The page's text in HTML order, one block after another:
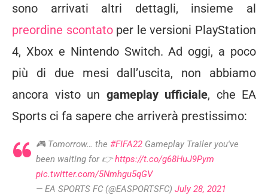
sono arrivati altri dettagli, insieme al
preordine scontatoper le versioni PlayStation
4, Xbox e Nintendo Switch. Ad oggi, a poco
più di due mesi dall’uscita, non abbiamo
ancora visto un gameplay ufficiale, che EA
Sports ci fa sapere che arriverà prestissimo:
🎮 Tomorrow… the #FIFA22 Gameplay Trailer you've
been waiting for 👉https://t.co/g68HuJ9Pym
pic.twitter.com/5Nmhgu5qGV
— EA SPORTS FC (@EASPORTSFC) July 28, 2021